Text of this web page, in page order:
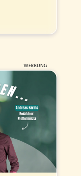
WERBUNG